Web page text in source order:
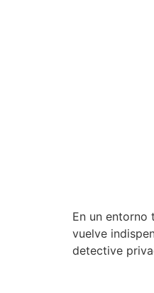
En un entorno
vuelve
detective